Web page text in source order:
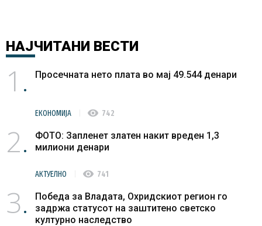
НАЈЧИТАНИ ВЕСТИ
1 Просечната нето плата во мај 49.544 денари
ЕКОНОМИЈА visibility 742
2
ФОТО: Запленет златен накит вреден 1,3
милиони денари
АКТУЕЛНО visibility 741
3
Победа за Владата, Охридскиот регион го
задржа статусот на заштитено светско
културно наследство